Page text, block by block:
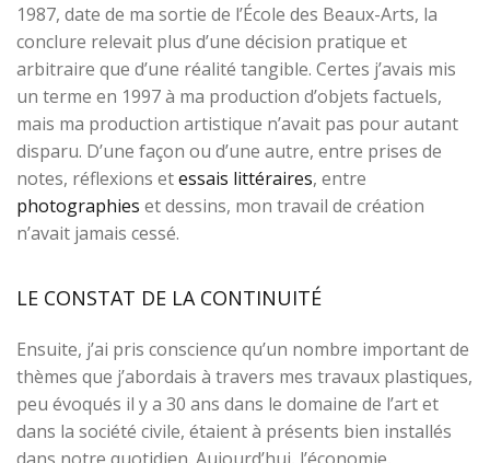
1987, date de ma sortie de l’École des Beaux-Arts, la
conclure relevait plus d’une décision pratique et
arbitraire que d’une réalité tangible. Certes j’avais mis
un terme en 1997 à ma production d’objets factuels,
mais ma production artistique n’avait pas pour autant
disparu. D’une façon ou d’une autre, entre prises de
notes, réflexions etessais littéraires, entre
photographies et dessins, mon travail de création
n’avait jamais cessé.
LE CONSTAT DE LA CONTINUITÉ
Ensuite, j’ai pris conscience qu’un nombre important de
thèmes que j’abordais à travers mes travaux plastiques,
peu évoqués il y a 30 ans dans le domaine de l’art et
dans la société civile, étaient à présents bien installés